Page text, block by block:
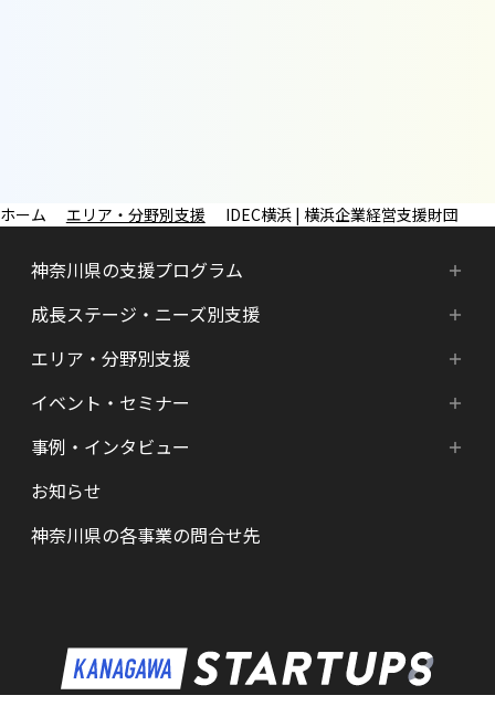
エリア・分野別支援 IDEC横浜 | 横浜企業経営支援財団
神奈川県の支援プログラム
神奈川県の支援プログラム
HATSU-SHINKANAGAWA
HATSU起業家支援プログラム
SHINみなとみらい
KID
成長ステージ・ニーズ別支援
成長ステージ・ニーズ別支援
起業準備期支援（アイデア段階）
シード期支援（事業創出段階）
アーリー期支援（事業拡大段階）
メンター・サポーターの紹介
エリア・分野別支援
エリア・分野別支援
HATSU-SHIN の支援拠点
県内の支援拠点・コミュニティー
特区制度（国家戦略特区等）
ロボット産業・宇宙関連産業
イベント・セミナー
新着情報
カレンダー
事例・インタビュー
インタビュー（一覧）
お知らせ
神奈川県の各事業の問合せ先